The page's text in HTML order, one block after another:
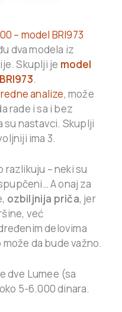
– model BRI973
dva modela iz
Skuplji je model
.
analize, može
rade i sa i bez
su nastavci. Skuplji
ima 3.
razlikuju – neki su
A onaj za
ozbiljnija priča, jer
već
delovima
da bude važno.
dve Lumee (sa
5-6.000 dinara.